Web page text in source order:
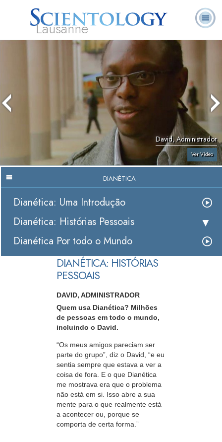
Lausanne
O que é
Scientology?
Ministros
Voluntários
Perguntas
Frequentes
David, Administrador
Ver Vídeo
DIANÉTICA
Dianética: Uma Introdução
Dianética: Histórias Pessoais
Dianética Por todo o Mundo
DIANÉTICA: HISTÓRIAS
PESSOAIS
DAVID, ADMINISTRADOR
Quem usa Dianética? Milhões
de pessoas em todo o mundo,
incluindo o David.
“Os meus amigos pareciam ser
parte do grupo”, diz o David, “e eu
sentia sempre que estava a ver a
coisa de fora. E o que Dianética
me mostrava era que o problema
não está em si. Isso abre a sua
mente para o que realmente está
a acontecer ou, porque se
comporta de certa forma.”